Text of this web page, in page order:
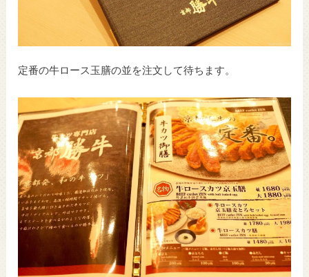
定番の牛ロース玉膳の並を注文して待ちます。